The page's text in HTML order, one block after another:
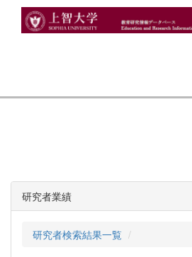
研究者業績
研究者検索結果一覧